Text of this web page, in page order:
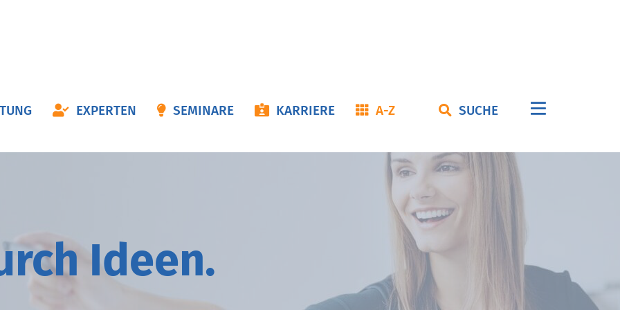
EXPERTEN SEMINARE KARRIERE A-Z SUCHE
Navigation
I deen.